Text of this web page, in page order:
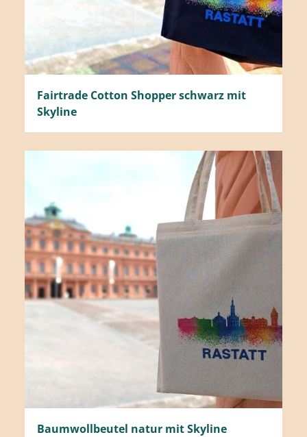
Fairtrade Cotton Shopper schwarz mit
Skyline
Baumwollbeutel natur mit Skyline